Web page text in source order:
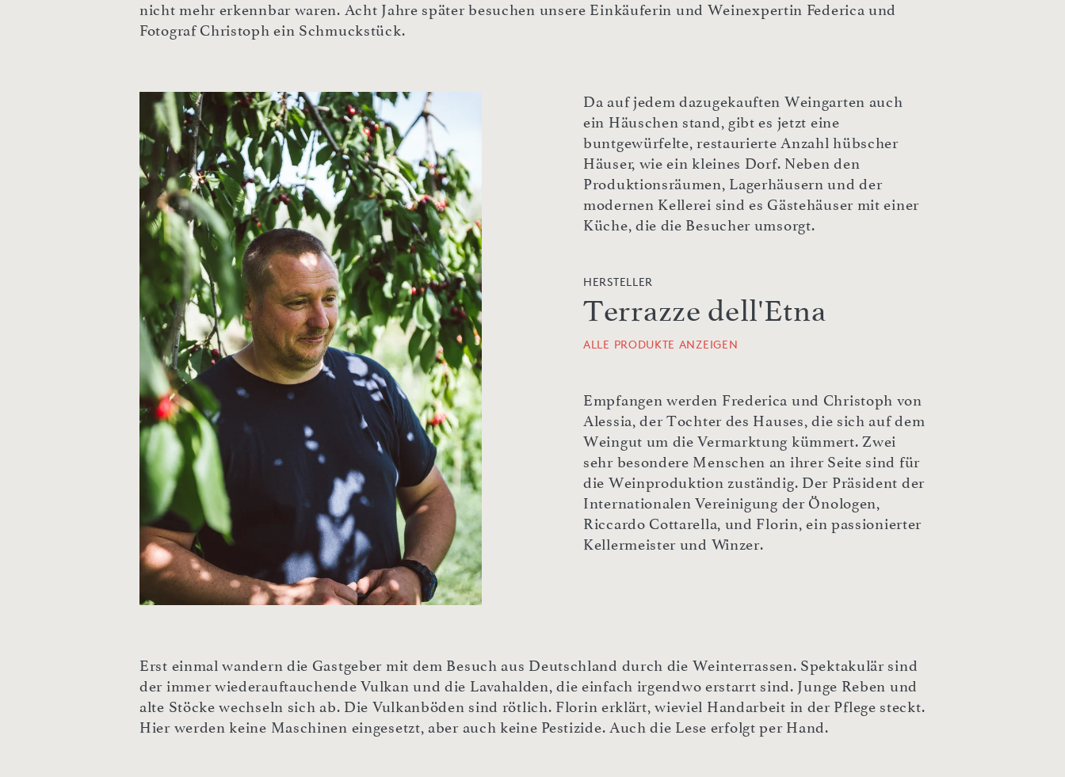
nicht mehr erkennbar waren. Acht Jahre später besuchen unsere Einkäuferin und Weinexpertin Federica und
Fotograf Christoph ein Schmuckstück.
Da auf jedem dazugekauften Weingarten auch
ein Häuschen stand, gibt es jetzt eine
buntgewürfelte, restaurierte Anzahl hübscher
Häuser, wie ein kleines Dorf. Neben den
Produktionsräumen, Lagerhäusern und der
modernen Kellerei sind es Gästehäuser mit einer
Küche, die die Besucher umsorgt.
HERSTELLER
Terrazze dell'Etna
ALLE PRODUKTE ANZEIGEN
Empfangen werden Frederica und Christoph von
Alessia, der Tochter des Hauses, die sich auf dem
Weingut um die Vermarktung kümmert. Zwei
sehr besondere Menschen an ihrer Seite sind für
die Weinproduktion zuständig. Der Präsident der
Internationalen Vereinigung der Önologen,
Riccardo Cottarella, und Florin, ein passionierter
Kellermeister und Winzer.
Erst einmal wandern die Gastgeber mit dem Besuch aus Deutschland durch die Weinterrassen. Spektakulär sind
der immer wiederauftauchende Vulkan und die Lavahalden, die einfach irgendwo erstarrt sind. Junge Reben und
alte Stöcke wechseln sich ab. Die Vulkanböden sind rötlich. Florin erklärt, wieviel Handarbeit in der Pflege steckt.
Hier werden keine Maschinen eingesetzt, aber auch keine Pestizide. Auch die Lese erfolgt per Hand.